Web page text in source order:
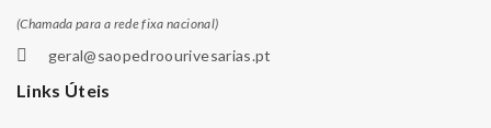
(Chamada para a rede fixa nacional)
geral@saopedroourivesarias.pt
Links Úteis